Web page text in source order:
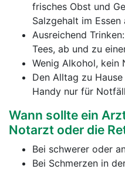
frisches Obst und
Salzgehalt im Essen
Ausreichend
Tees, ab und zu
Wenig Alkohol, kein
Den Alltag zu
Handy nur für
Wann sollte ein
Notarzt oder die
Bei schwerer oder
Bei Schmerzen in